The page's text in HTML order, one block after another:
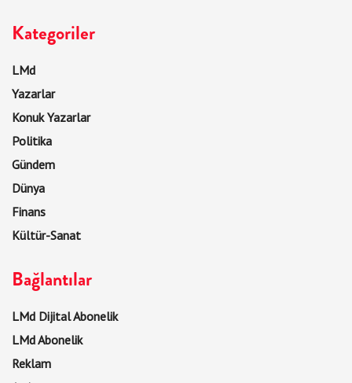
Kategoriler
LMd
Yazarlar
Konuk Yazarlar
Politika
Gündem
Dünya
Finans
Kültür-Sanat
Bağlantılar
LMd Dijital Abonelik
LMd Abonelik
Reklam